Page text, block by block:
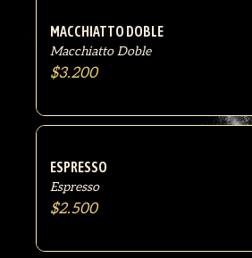
MACCHIATTO DOBLE
Macchiatto Doble
$3.200
ESPRESSO
Espresso
$2.500